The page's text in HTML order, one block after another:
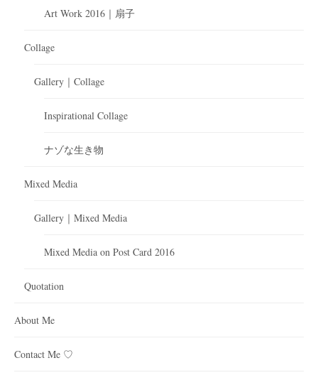
Art Work 2016｜扇子
Collage
Gallery｜Collage
Inspirational Collage
ナゾな生き物
Mixed Media
Gallery｜Mixed Media
Mixed Media on Post Card 2016
Quotation
About Me
Contact Me ♡